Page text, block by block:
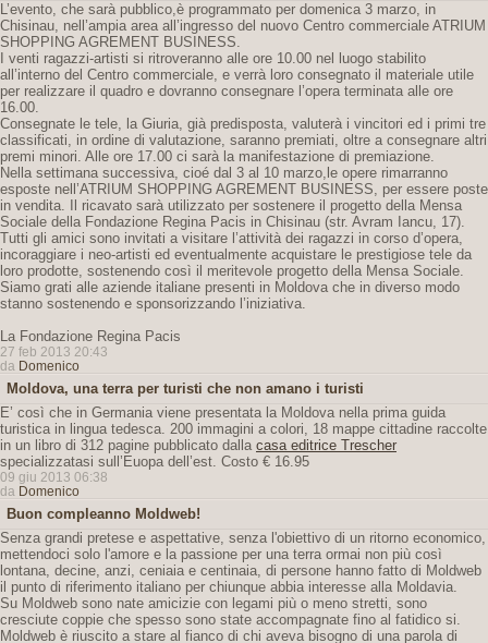
L’evento, che sarà pubblico,è programmato per domenica 3 marzo, in
Chisinau, nell’ampia area all’ingresso del nuovo Centro commerciale ATRIUM
SHOPPING AGREMENT BUSINESS.
I venti ragazzi-artisti si ritroveranno alle ore 10.00 nel luogo stabilito
all’interno del Centro commerciale, e verrà loro consegnato il materiale utile
per realizzare il quadro e dovranno consegnare l’opera terminata alle ore
16.00.
Consegnate le tele, la Giuria, già predisposta, valuterà i vincitori ed i primi tre
classificati, in ordine di valutazione, saranno premiati, oltre a consegnare altri
premi minori. Alle ore 17.00 ci sarà la manifestazione di premiazione.
Nella settimana successiva, cioé dal 3 al 10 marzo,le opere rimarranno
esposte nell’ATRIUM SHOPPING AGREMENT BUSINESS, per essere poste
in vendita. Il ricavato sarà utilizzato per sostenere il progetto della Mensa
Sociale della Fondazione Regina Pacis in Chisinau (str. Avram Iancu, 17).
Tutti gli amici sono invitati a visitare l’attività dei ragazzi in corso d’opera,
incoraggiare i neo-artisti ed eventualmente acquistare le prestigiose tele da
loro prodotte, sostenendo così il meritevole progetto della Mensa Sociale.
Siamo grati alle aziende italiane presenti in Moldova che in diverso modo
stanno sostenendo e sponsorizzando l’iniziativa.
La Fondazione Regina Pacis
27 feb 2013 20:43
da Domenico
Moldova, una terra per turisti che non amano i turisti
E’ così che in Germania viene presentata la Moldova nella prima guida
turistica in lingua tedesca. 200 immagini a colori, 18 mappe cittadine raccolte
in un libro di 312 pagine pubblicato dalla casa editrice Trescher
specializzatasi sull’Euopa dell’est. Costo € 16.95
09 giu 2013 06:38
da Domenico
Buon compleanno Moldweb!
Senza grandi pretese e aspettative, senza l'obiettivo di un ritorno economico,
mettendoci solo l'amore e la passione per una terra ormai non più così
lontana, decine, anzi, ceniaia e centinaia, di persone hanno fatto di Moldweb
il punto di riferimento italiano per chiunque abbia interesse alla Moldavia.
Su Moldweb sono nate amicizie con legami più o meno stretti, sono
cresciute coppie che spesso sono state accompagnate fino al fatidico si.
Moldweb è riuscito a stare al fianco di chi aveva bisogno di una parola di